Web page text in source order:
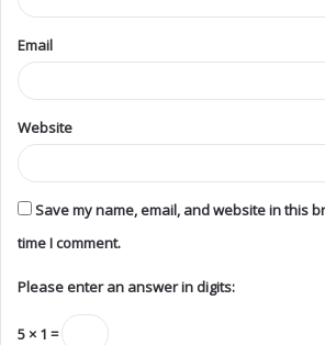
Email
Website
Save my name, email, and website in this
time I comment.
Please enter an answer in digits:
5 × 1 =